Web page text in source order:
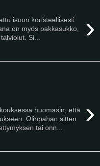
›
isoon koristeellisesti
on myös pakkasukko,
Si...
›
huomasin, että
Olinpahan sitten
tai onn...